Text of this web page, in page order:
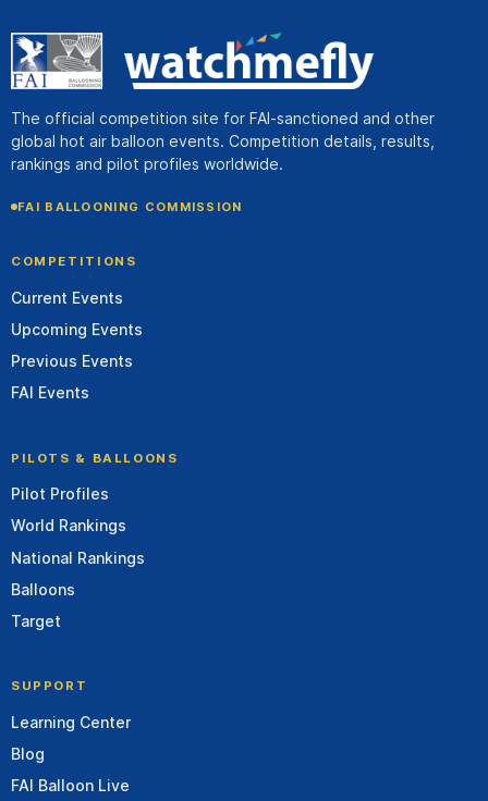
The official competition site for FAI-sanctioned and other
global hot air balloon events. Competition details, results,
rankings and pilot profiles worldwide.
FAI BALLOONING COMMISSION
COMPETITIONS
Current Events
Upcoming Events
Previous Events
FAI Events
PILOTS & BALLOONS
Pilot Profiles
World Rankings
National Rankings
Balloons
Target
SUPPORT
Learning Center
Blog
FAI Balloon Live